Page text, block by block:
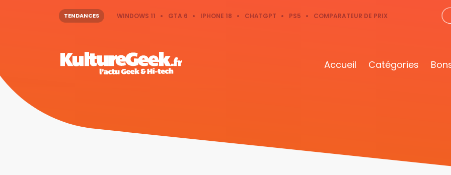
TENDANCES WINDOWS 11 GTA 6 IPHONE 18 CHATGPT PS5 COMPARATEUR DE PRIX
Accueil Catégories